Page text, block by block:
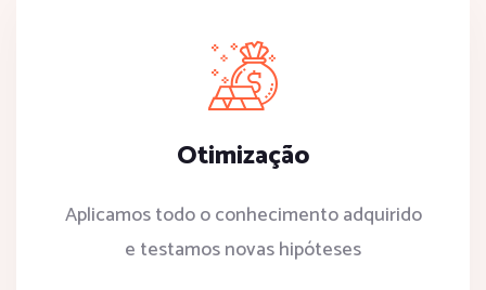
Otimização
Aplicamos todo o conhecimento adquirido
e testamos novas hipóteses